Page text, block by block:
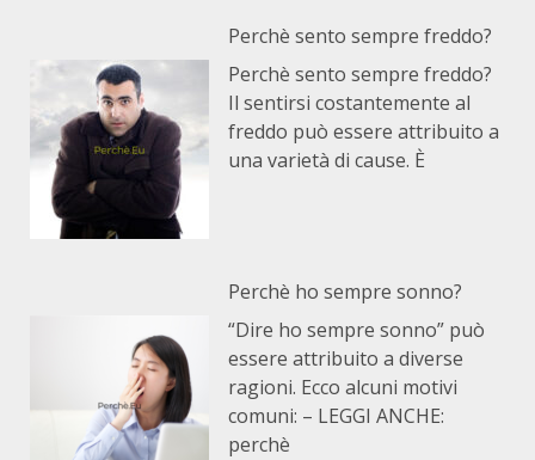
Perchè sento sempre freddo?
Perchè sento sempre freddo?
Il sentirsi costantemente al
freddo può essere attribuito a
una varietà di cause. È
Perchè ho sempre sonno?
“Dire ho sempre sonno” può
essere attribuito a diverse
ragioni. Ecco alcuni motivi
comuni: – LEGGI ANCHE:
perchè